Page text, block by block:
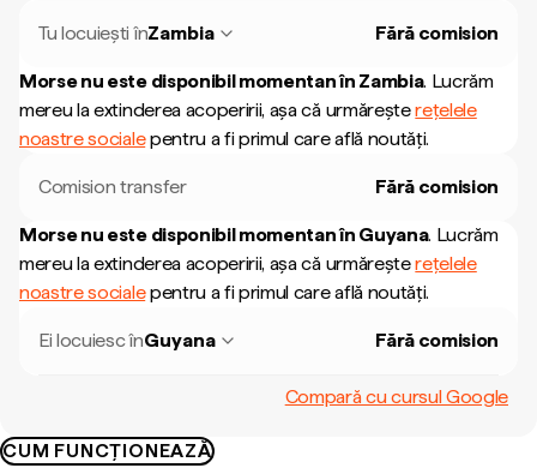
Tu locuiești înZambia Fără comision
Morse nu este disponibil momentan în Zambia. Lucrăm
mereu la extinderea acoperirii, așa că urmăreșterețelele
noastre socialepentru a fi primul care află noutăți.
Comision transfer Fără comision
Morse nu este disponibil momentan în Guyana. Lucrăm
mereu la extinderea acoperirii, așa că urmăreșterețelele
noastre socialepentru a fi primul care află noutăți.
Ei locuiesc înGuyana Fără comision
Compară cu cursul Google
CUM FUNCȚIONEAZĂ